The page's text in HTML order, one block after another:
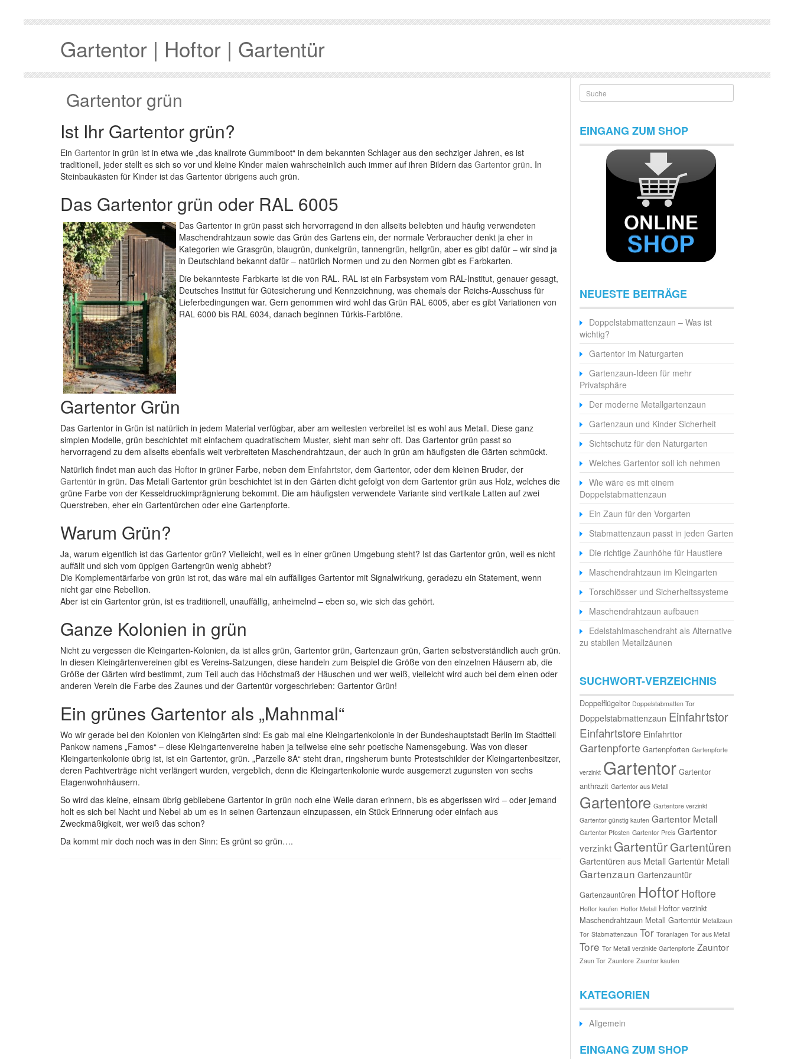
Gartentor | Hoftor | Gartentür
Gartentor grün
Ist Ihr Gartentor grün?
Ein Gartentor in grün ist in etwa wie „das knallrote Gummiboot“ in dem bekannten Schlager aus den sechziger Jahren, es ist
traditionell, jeder stellt es sich so vor und kleine Kinder malen wahrscheinlich auch immer auf ihren Bildern das Gartentor grün. In
Steinbaukästen für Kinder ist das Gartentor übrigens auch grün.
Das Gartentor grün oder RAL 6005
Das Gartentor in grün passt sich hervorragend in den allseits beliebten und häufig verwendeten
Maschendrahtzaun sowie das Grün des Gartens ein, der normale Verbraucher denkt ja eher in
Kategorien wie Grasgrün, blaugrün, dunkelgrün, tannengrün, hellgrün, aber es gibt dafür – wir sind ja
in Deutschland bekannt dafür – natürlich Normen und zu den Normen gibt es Farbkarten.
Die bekannteste Farbkarte ist die von RAL. RAL ist ein Farbsystem vom RAL-Institut, genauer gesagt,
Deutsches Institut für Gütesicherung und Kennzeichnung, was ehemals der Reichs-Ausschuss für
Lieferbedingungen war. Gern genommen wird wohl das Grün RAL 6005, aber es gibt Variationen von
RAL 6000 bis RAL 6034, danach beginnen Türkis-Farbtöne.
Gartentor Grün
Das Gartentor in Grün ist natürlich in jedem Material verfügbar, aber am weitesten verbreitet ist es wohl aus Metall. Diese ganz
simplen Modelle, grün beschichtet mit einfachem quadratischem Muster, sieht man sehr oft. Das Gartentor grün passt so
hervorragend zu dem allseits ebenfalls weit verbreiteten Maschendrahtzaun, der auch in grün am häufigsten die Gärten schmückt.
Natürlich findet man auch das Hoftor in grüner Farbe, neben dem Einfahrtstor, dem Gartentor, oder dem kleinen Bruder, der
Gartentür in grün. Das Metall Gartentor grün beschichtet ist in den Gärten dicht gefolgt von dem Gartentor grün aus Holz, welches die
grüne Farbe von der Kesseldruckimprägnierung bekommt. Die am häufigsten verwendete Variante sind vertikale Latten auf zwei
Querstreben, eher ein Gartentürchen oder eine Gartenpforte.
Warum Grün?
Ja, warum eigentlich ist das Gartentor grün? Vielleicht, weil es in einer grünen Umgebung steht? Ist das Gartentor grün, weil es nicht
auffällt und sich vom üppigen Gartengrün wenig abhebt?
Die Komplementärfarbe von grün ist rot, das wäre mal ein auffälliges Gartentor mit Signalwirkung, geradezu ein Statement, wenn
nicht gar eine Rebellion.
Aber ist ein Gartentor grün, ist es traditionell, unauffällig, anheimelnd – eben so, wie sich das gehört.
Ganze Kolonien in grün
Nicht zu vergessen die Kleingarten-Kolonien, da ist alles grün, Gartentor grün, Gartenzaun grün, Garten selbstverständlich auch grün.
In diesen Kleingärtenvereinen gibt es Vereins-Satzungen, diese handeln zum Beispiel die Größe von den einzelnen Häusern ab, die
Größe der Gärten wird bestimmt, zum Teil auch das Höchstmaß der Häuschen und wer weiß, vielleicht wird auch bei dem einen oder
anderen Verein die Farbe des Zaunes und der Gartentür vorgeschrieben: Gartentor Grün!
Ein grünes Gartentor als „Mahnmal“
Wo wir gerade bei den Kolonien von Kleingärten sind: Es gab mal eine Kleingartenkolonie in der Bundeshauptstadt Berlin im Stadtteil
Pankow namens „Famos“ – diese Kleingartenvereine haben ja teilweise eine sehr poetische Namensgebung. Was von dieser
Kleingartenkolonie übrig ist, ist ein Gartentor, grün. „Parzelle 8A“ steht dran, ringsherum bunte Protestschilder der Kleingartenbesitzer,
deren Pachtverträge nicht verlängert wurden, vergeblich, denn die Kleingartenkolonie wurde ausgemerzt zugunsten von sechs
Etagenwohnhäusern.
So wird das kleine, einsam übrig gebliebene Gartentor in grün noch eine Weile daran erinnern, bis es abgerissen wird – oder jemand
holt es sich bei Nacht und Nebel ab um es in seinen Gartenzaun einzupassen, ein Stück Erinnerung oder einfach aus
Zweckmäßigkeit, wer weiß das schon?
Da kommt mir doch noch was in den Sinn: Es grünt so grün….
Suche
EINGANG ZUM SHOP
NEUESTE BEITRÄGE
Doppelstabmattenzaun – Was ist
wichtig?
Gartentor im Naturgarten
Gartenzaun-Ideen für mehr
Privatsphäre
Der moderne Metallgartenzaun
Gartenzaun und Kinder Sicherheit
Sichtschutz für den Naturgarten
Welches Gartentor soll ich nehmen
Wie wäre es mit einem
Doppelstabmattenzaun
Ein Zaun für den Vorgarten
Stabmattenzaun passt in jeden Garten
Die richtige Zaunhöhe für Haustiere
Maschendrahtzaun im Kleingarten
Torschlösser und Sicherheitssysteme
Maschendrahtzaun aufbauen
Edelstahlmaschendraht als Alternative
zu stabilen Metallzäunen
SUCHWORT-VERZEICHNIS
Doppelflügeltor Doppelstabmatten Tor
Doppelstabmattenzaun Einfahrtstor
Einfahrtstore Einfahrttor
Gartenpforte Gartenpforten Gartenpforte
verzinkt Gartentor Gartentor
anthrazit Gartentor aus Metall
Gartentore Gartentore verzinkt
Gartentor günstig kaufen Gartentor Metall
Gartentor Pfosten Gartentor Preis Gartentor
verzinkt Gartentür Gartentüren
Gartentüren aus Metall Gartentür Metall
Gartenzaun Gartenzauntür
Gartenzauntüren Hoftor Hoftore
Hoftor kaufen Hoftor Metall Hoftor verzinkt
Maschendrahtzaun Metall Gartentür Metallzaun
Tor Stabmattenzaun Tor Toranlagen Tor aus Metall
Tore Tor Metall verzinkte Gartenpforte Zauntor
Zaun Tor Zauntore Zauntor kaufen
KATEGORIEN
Allgemein
EINGANG ZUM SHOP